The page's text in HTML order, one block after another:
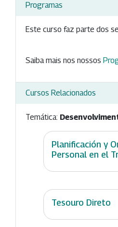
Programas
Este curso faz parte dos
Saiba mais nos nossos
Cursos Relacionados
Temática:
Planificación y
Personal en el
Tesouro Direto